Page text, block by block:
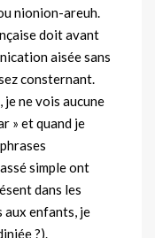
nionion-areuh.
doit avant
aisée sans
consternant.
je ne vois aucune
» et quand je
simple ont
dans les
aux enfants, je
?).